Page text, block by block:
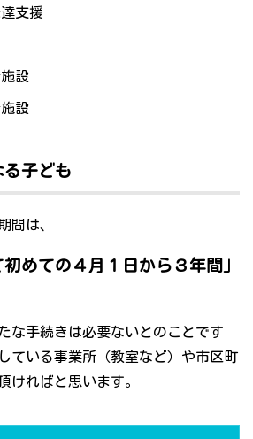
支援
設
設
子ども
間は、
初めての４月１日から３年間」
な手続きは必要ないとのことです
ている事業所（教室など）や市区町
ければと思います。